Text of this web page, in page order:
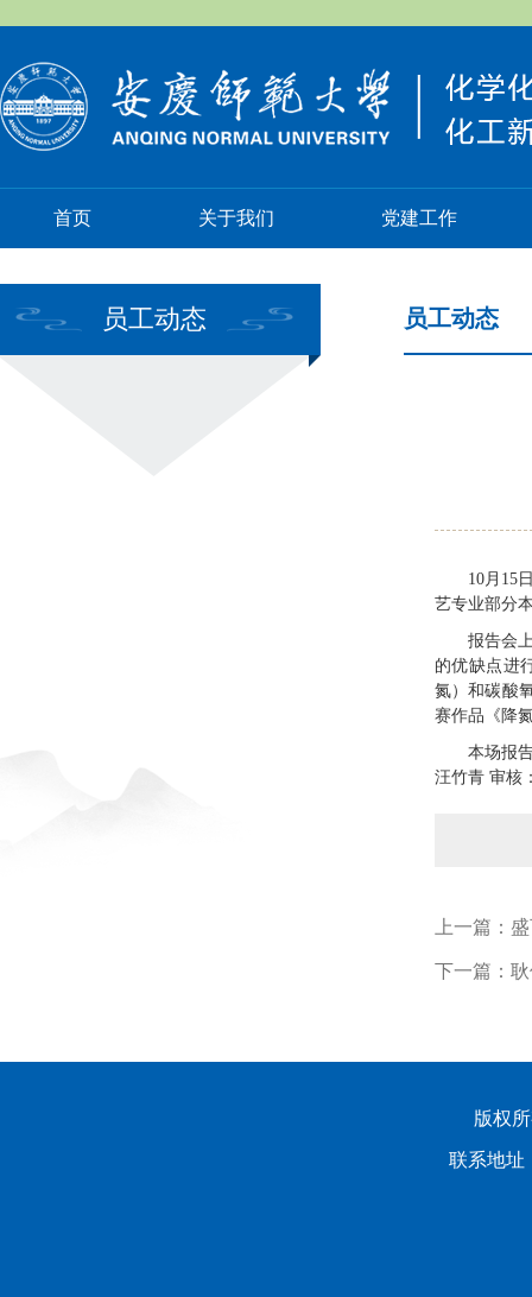
首页 关于我们 党建工作
员工动态 员工动态
10月15
艺专业部分
报告会
的优缺点进
氮）和碳酸
赛作品《降
本场报
汪竹青 审核
上一篇：
下一篇：
版权
联系地址